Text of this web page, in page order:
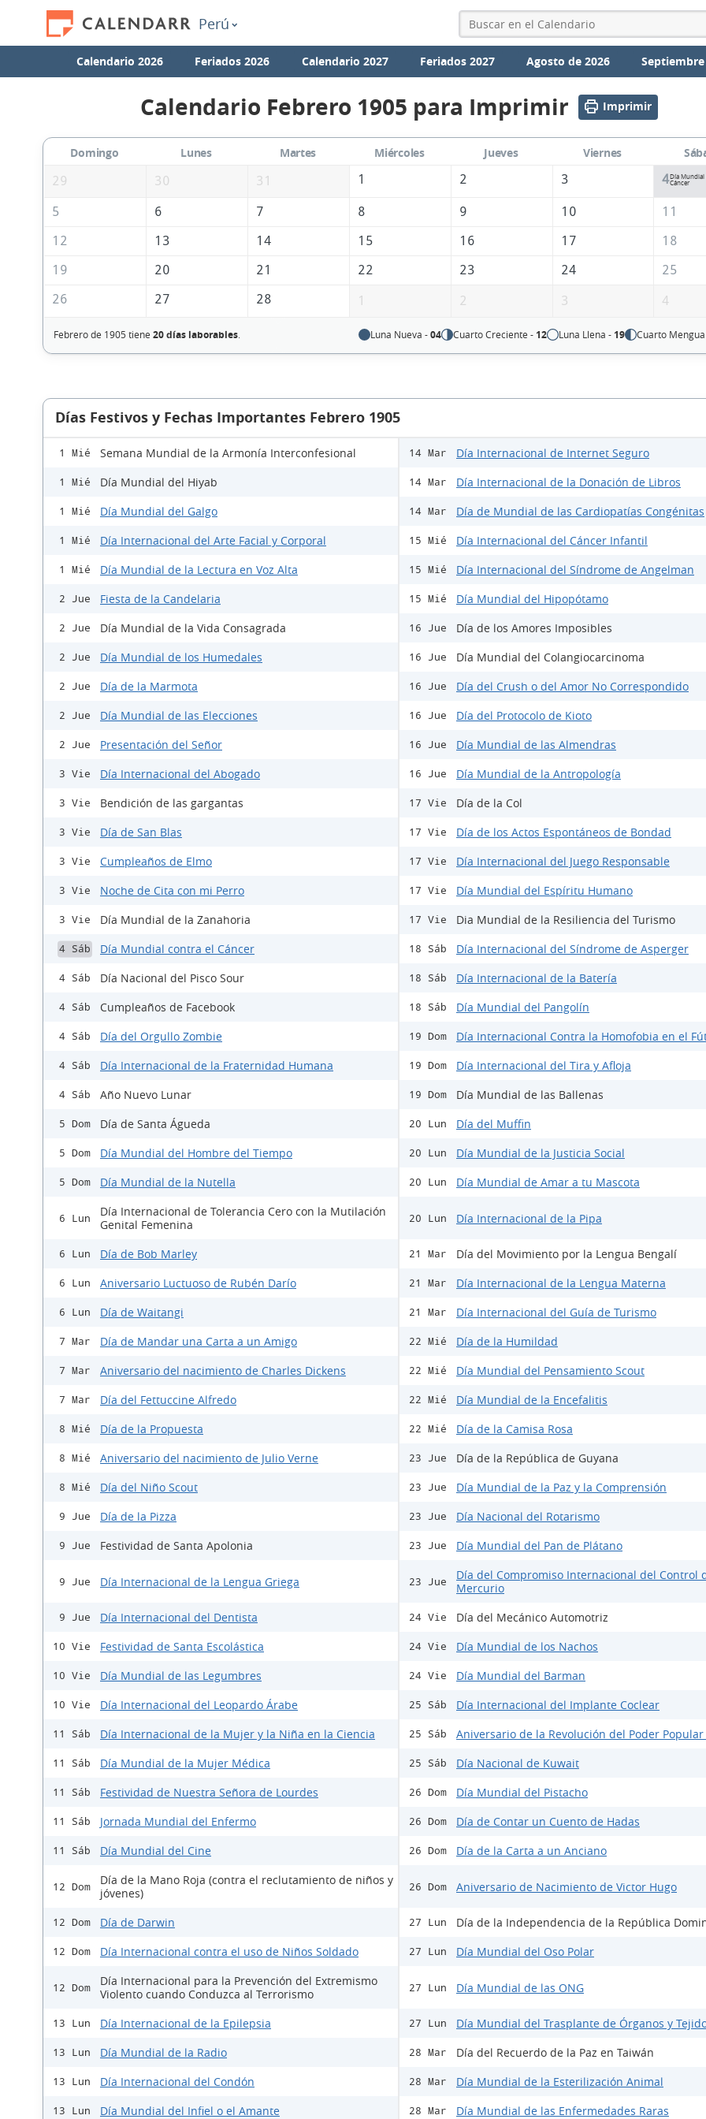
Perú
Calendario 2026 Feriados 2026 Calendario 2027 Feriados 2027 Agosto de 2026
Calendario Febrero 1905 para Imprimir Imprimir
Domingo Lunes Martes Miércoles Jueves Viernes
29
30 31 1 2 3 4Día Mundial
Cáncer
5 6 7 8 9 10
11
12
13 14 15 16 17
18
19
20 21 22 23 24
25
26
27 28 1 2 3 4
Febrero de 1905 tiene 20 días laborables. Luna Nueva -04 Cuarto Creciente - 12 Luna Llena - 19 Cuarto
Días Festivos y Fechas Importantes Febrero 1905
1 Mié Semana Mundial de la Armonía Interconfesional
1 Mié Día Mundial del Hiyab
1 Mié Día Mundial del Galgo
1 Mié Día Internacional del Arte Facial y Corporal
1 Mié Día Mundial de la Lectura en Voz Alta
2 Jue Fiesta de la Candelaria
2 Jue Día Mundial de la Vida Consagrada
2 Jue Día Mundial de los Humedales
2 Jue Día de la Marmota
2 Jue Día Mundial de las Elecciones
2 Jue Presentación del Señor
3 Vie Día Internacional del Abogado
3 Vie Bendición de las gargantas
3 Vie Día de San Blas
3 Vie Cumpleaños de Elmo
3 Vie Noche de Cita con mi Perro
3 Vie Día Mundial de la Zanahoria
4 Sáb Día Mundial contra el Cáncer
4 Sáb Día Nacional del Pisco Sour
4 Sáb Cumpleaños de Facebook
4 Sáb Día del Orgullo Zombie
4 Sáb Día Internacional de la Fraternidad Humana
4 Sáb Año Nuevo Lunar
5 Dom Día de Santa Águeda
5 Dom Día Mundial del Hombre del Tiempo
5 Dom Día Mundial de la Nutella
6 Lun
Día Internacional de Tolerancia Cero con la Mutilación
Genital Femenina
6 Lun Día de Bob Marley
6 Lun Aniversario Luctuoso de Rubén Darío
6 Lun Día de Waitangi
7 Mar Día de Mandar una Carta a un Amigo
7 Mar Aniversario del nacimiento de Charles Dickens
7 Mar Día del Fettuccine Alfredo
8 Mié Día de la Propuesta
8 Mié Aniversario del nacimiento de Julio Verne
8 Mié Día del Niño Scout
9 Jue Día de la Pizza
9 Jue Festividad de Santa Apolonia
9 Jue Día Internacional de la Lengua Griega
9 Jue Día Internacional del Dentista
10 Vie Festividad de Santa Escolástica
10 Vie Día Mundial de las Legumbres
10 Vie Día Internacional del Leopardo Árabe
11 Sáb Día Internacional de la Mujer y la Niña en la Ciencia
11 Sáb Día Mundial de la Mujer Médica
11 Sáb Festividad de Nuestra Señora de Lourdes
11 Sáb Jornada Mundial del Enfermo
11 Sáb Día Mundial del Cine
12 Dom
Día de la Mano Roja (contra el reclutamiento de niños y
jóvenes)
12 Dom Día de Darwin
12 Dom Día Internacional contra el uso de Niños Soldado
12 Dom
Día Internacional para la Prevención del Extremismo
Violento cuando Conduzca al Terrorismo
13 Lun Día Internacional de la Epilepsia
13 Lun Día Mundial de la Radio
13 Lun Día Internacional del Condón
13 Lun Día Mundial del Infiel o el Amante
14 Mar Día Internacional de Internet Seguro
14 Mar Día Internacional de la Donación de Libros
14 Mar Día de Mundial de las Cardiopatías Congénitas
15 Mié Día Internacional del Cáncer Infantil
15 Mié Día Internacional del Síndrome de Angelman
15 Mié Día Mundial del Hipopótamo
16 Jue Día de los Amores Imposibles
16 Jue Día Mundial del Colangiocarcinoma
16 Jue Día del Crush o del Amor No Correspondido
16 Jue Día del Protocolo de Kioto
16 Jue Día Mundial de las Almendras
16 Jue Día Mundial de la Antropología
17 Vie Día de la Col
17 Vie Día de los Actos Espontáneos de Bondad
17 Vie Día Internacional del Juego Responsable
17 Vie Día Mundial del Espíritu Humano
17 Vie Dia Mundial de la Resiliencia del Turismo
18 Sáb Día Internacional del Síndrome de Asperger
18 Sáb Día Internacional de la Batería
18 Sáb Día Mundial del Pangolín
19 Dom Día Internacional Contra la Homofobia en el
19 Dom Día Internacional del Tira y Afloja
19 Dom Día Mundial de las Ballenas
20 Lun Día del Muffin
20 Lun Día Mundial de la Justicia Social
20 Lun Día Mundial de Amar a tu Mascota
20 Lun Día Internacional de la Pipa
21 Mar Día del Movimiento por la Lengua Bengalí
21 Mar Día Internacional de la Lengua Materna
21 Mar Día Internacional del Guía de Turismo
22 Mié Día de la Humildad
22 Mié Día Mundial del Pensamiento Scout
22 Mié Día Mundial de la Encefalitis
22 Mié Día de la Camisa Rosa
23 Jue Día de la República de Guyana
23 Jue Día Mundial de la Paz y la Comprensión
23 Jue Día Nacional del Rotarismo
23 Jue Día Mundial del Pan de Plátano
23 Jue
Día del Compromiso Internacional del Control
Mercurio
24 Vie Día del Mecánico Automotriz
24 Vie Día Mundial de los Nachos
24 Vie Día Mundial del Barman
25 Sáb Día Internacional del Implante Coclear
25 Sáb Aniversario de la Revolución del Poder Popular
25 Sáb Día Nacional de Kuwait
26 Dom Día Mundial del Pistacho
26 Dom Día de Contar un Cuento de Hadas
26 Dom Día de la Carta a un Anciano
26 Dom Aniversario de Nacimiento de Victor Hugo
27 Lun Día de la Independencia de la República
27 Lun Día Mundial del Oso Polar
27 Lun Día Mundial de las ONG
27 Lun Día Mundial del Trasplante de Órganos y
28 Mar Día del Recuerdo de la Paz en Taiwán
28 Mar Día Mundial de la Esterilización Animal
28 Mar Día Mundial de las Enfermedades Raras